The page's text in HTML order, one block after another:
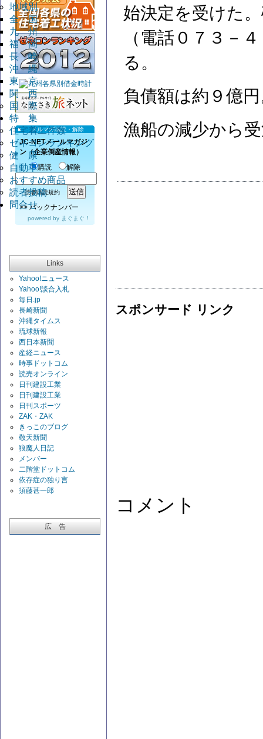
地域別
全 国
九 州
福 岡
長 崎
沖 縄
東 京
関 西
国 際
特 集
住宅着工件数
ゼネコンランキング
健 康
自動車
おすすめ商品
読者投稿
問合せ
メルマガ購読・解除
JC-NETメールマガジ
ン（企業倒産情報）
購読
解除
読者購読規約
>>バックナンバー
powered by まぐまぐ！
Links
Yahoo!ニュース
Yahoo!談合入札
毎日.jp
長崎新聞
沖縄タイムス
琉球新報
西日本新聞
産経ニュース
時事ドットコム
読売オンライン
日刊建設工業
日刊建設工業
日刊スポーツ
ZAK・ZAK
きっこのブログ
敬天新聞
狼魔人日記
メンバー
二階堂ドットコム
依存症の独り言
須藤甚一郎
広 告
始決定を受けた
（電話０７３－
る。
負債額は約９億
漁船の減少から
スポンサード リンク
コメント